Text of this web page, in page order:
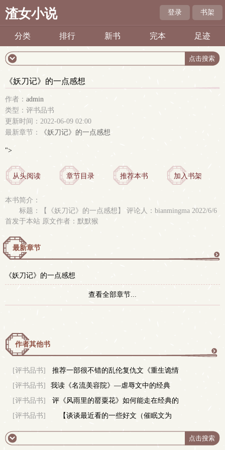
渣女小说 登录 书架
分类 排行 新书 完本 足迹
《妖刀记》的一点感想
作者： admin
类型：评书品书
更新时间：2022-06-09 02:00
最新章节：
《妖刀记》的一点感想
">
从头阅读 章节目录 推荐本书 加入书架
本书简介：
标题：【《妖刀记》的一点感想】 评论人：bianmingma 2022/6/6
首发于本站 原文作者：默默猴
最新章节
《妖刀记》的一点感想
查看全部章节...
作者其他书
[评书品书]
推荐一部很不错的乱伦复仇文《重生诡情
之屌男复仇计》
[评书品书]
我读《名流美容院》—虐辱文中的经典
[评书品书]
评《风雨里的罂粟花》如何能走在经典的
路上
[评书品书]
【谈谈最近看的一些好文（催眠文为
主）】